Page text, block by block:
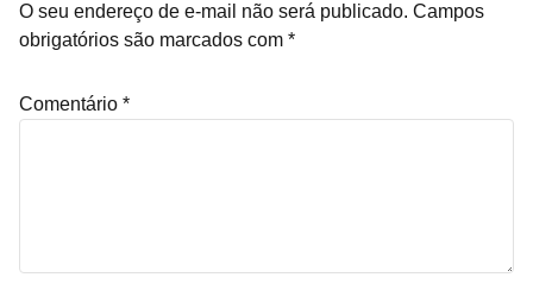
O seu endereço de e-mail não será publicado. Campos
obrigatórios são marcados com *
Comentário *